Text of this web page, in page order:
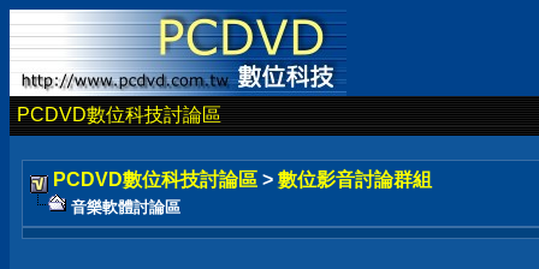
PCDVD數位科技討論區
PCDVD數位科技討論區 > 數位影音討論群組
音樂軟體討論區